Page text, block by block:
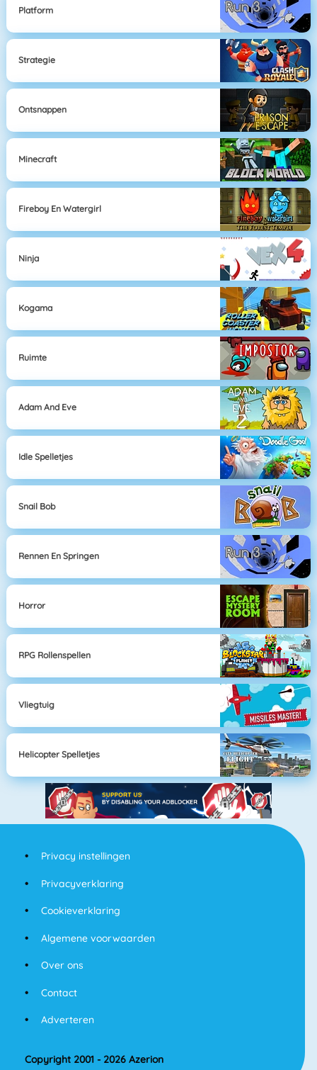
Platform
Strategie
Ontsnappen
Minecraft
Fireboy En Watergirl
Ninja
Kogama
Ruimte
Adam And Eve
Idle Spelletjes
Snail Bob
Rennen En Springen
Horror
RPG Rollenspellen
Vliegtuig
Helicopter Spelletjes
Privacy instellingen
Privacyverklaring
Cookieverklaring
Algemene voorwaarden
Over ons
Contact
Adverteren
Copyright 2001 - 2026 Azerion